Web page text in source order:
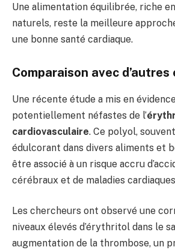
Une alimentation équilibrée, riche
naturels, reste la meilleure
une bonne santé cardiaque.
Comparaison avec
Une récente étude a mis en
potentiellement néfastes de l’
cardiovasculaire. Ce polyol,
édulcorant dans divers aliments et
être associé à un risque accru
cérébraux et de maladies
Les chercheurs ont observé une
niveaux élevés d’érythritol dans le
augmentation de la thrombose, un